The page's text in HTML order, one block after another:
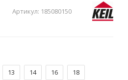
Артикул: 185080150
13 14 16 18